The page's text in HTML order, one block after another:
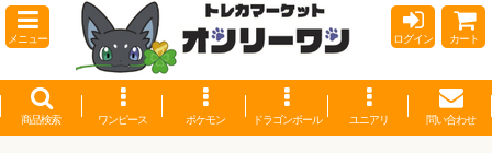
メニュー ログイン カート
商品検索 ワンピース ポケモン ドラゴンボール ユニアリ 問い合わせ